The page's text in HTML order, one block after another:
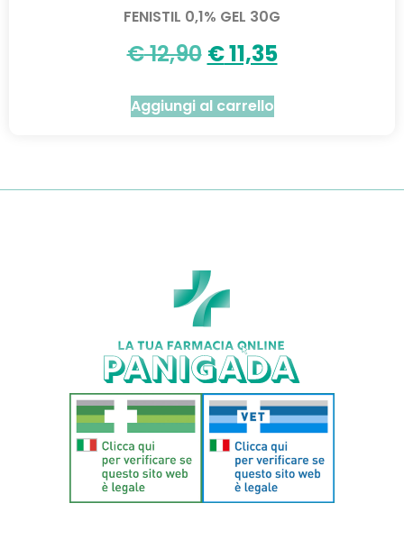
FENISTIL 0,1% GEL 30G
€12,90 €11,35
Aggiungi al carrello